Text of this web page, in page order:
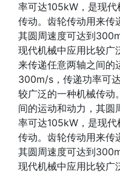
率可达105kW，是现
传动。齿轮传动用来传
其圆周速度可达到
现代机械中应用比较广
来传递任意两轴之间的
300m/s，传递功率可
较广泛的一种机械传动
间的运动和动力，其
率可达105kW，是现
传动。齿轮传动用来传
其圆周速度可达到
现代机械中应用比较广